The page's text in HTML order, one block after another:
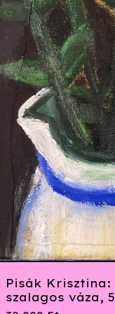
Pisák
szalagos váza,